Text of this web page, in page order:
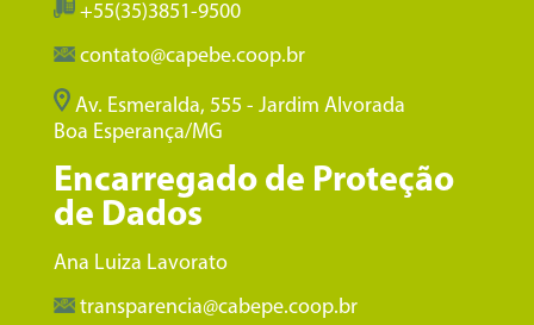
+55(35)3851-9500
contato@capebe.coop.br
Av. Esmeralda, 555 - Jardim Alvorada
Boa Esperança/MG
Encarregado de Proteção
de Dados
Ana Luiza Lavorato
transparencia@cabepe.coop.br